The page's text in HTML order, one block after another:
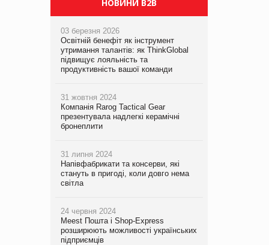
НОВИНИ B2B
03 березня 2026
Освітній бенефіт як інструмент
утримання талантів: як ThinkGlobal
підвищує лояльність та
продуктивність вашої команди
31 жовтня 2024
Компанія Rarog Tactical Gear
презентувала надлегкі керамічні
бронеплити
31 липня 2024
Напівфабрикати та консерви, які
стануть в пригоді, коли довго нема
світла
24 червня 2024
Meest Пошта і Shop-Express
розширюють можливості українських
підприємців